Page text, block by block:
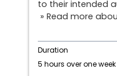
to their intended
» Read more
Duration
5 hours over one week